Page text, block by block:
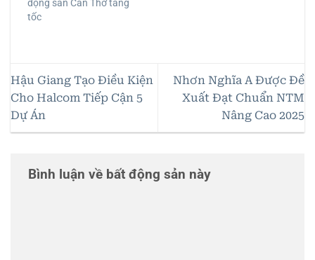
động sản Cần Thơ tăng
tốc
Hậu Giang Tạo Điều Kiện
Cho Halcom Tiếp Cận 5
Dự Án
Nhơn Nghĩa A Được Đề
Xuất Đạt Chuẩn NTM
Nâng Cao 2025
Bình luận về bất động sản này